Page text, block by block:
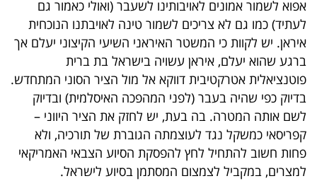
אפוא לשמור אמונים לאויבותינו לשעבר (ואולי כאמור גם
לעתיד) כמו גם לא צריכים לשמור טינה לאויבתנו הנוכחית
איראן. יש לקוות כי המשטר האיראני השיעי הקיצוני יעלם אך
ברגע שהוא יעלם, איראן עשויה בישראל בת ברית
פוטנציאלית אטרקטיבית דווקא אל מול הציר הסוני המתחדש.
בדיוק כפי שהיה בעבר (לפני המהפכה האיסלמית) ובדיוק
לשם אותה המטרה. בה בעת, יש לחזק את הציר היווני –
קפריסאי כמשקל נגד לעוצמתה הגוברת של תורכיה, ולא
פחות חשוב להתחיל לחץ להפסקת הסיוע הצבאי האמריקאי
למצרים, במקביל לצמצום המסתמן בסיוע לישראל.